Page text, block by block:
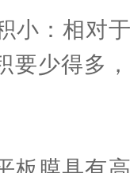
：相对于
要少得多